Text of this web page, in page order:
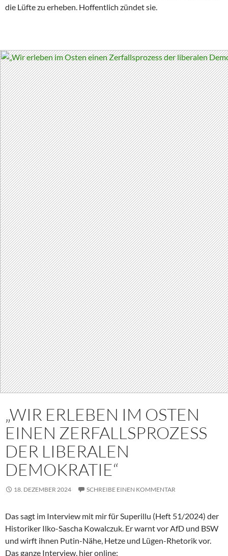
die Lüfte zu erheben. Hoffentlich zündet sie.
„WIR ERLEBEN IM OSTEN
EINEN ZERFALLSPROZESS
DER LIBERALEN
DEMOKRATIE“
18. DEZEMBER 2024 SCHREIBE EINEN KOMMENTAR
Das sagt im Interview mit mir für Superillu (Heft 51/2024) der
Historiker Ilko-Sascha Kowalczuk. Er warnt vor AfD und BSW
und wirft ihnen Putin-Nähe, Hetze und Lügen-Rhetorik vor.
Das ganze Interview, hier online: